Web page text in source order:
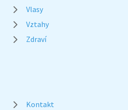
Vlasy
Vztahy
Zdraví
Kontakt